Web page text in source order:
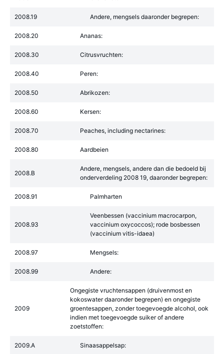
2008.19 Andere, mengsels daaronder begrepen:
2008.20 Ananas:
2008.30 Citrusvruchten:
2008.40 Peren:
2008.50 Abrikozen:
2008.60 Kersen:
2008.70 Peaches, including nectarines:
2008.80 Aardbeien
2008.B
Andere, mengsels, andere dan die bedoeld bij
onderverdeling 2008 19, daaronder begrepen:
2008.91 Palmharten
2008.93
Veenbessen (vaccinium macrocarpon,
vaccinium oxycoccos); rode bosbessen
(vaccinium vitis-idaea)
2008.97 Mengsels:
2008.99 Andere:
2009
Ongegiste vruchtensappen (druivenmost en
kokoswater daaronder begrepen) en ongegiste
groentesappen, zonder toegevoegde alcohol, ook
indien met toegevoegde suiker of andere
zoetstoffen:
2009.A Sinaasappelsap: